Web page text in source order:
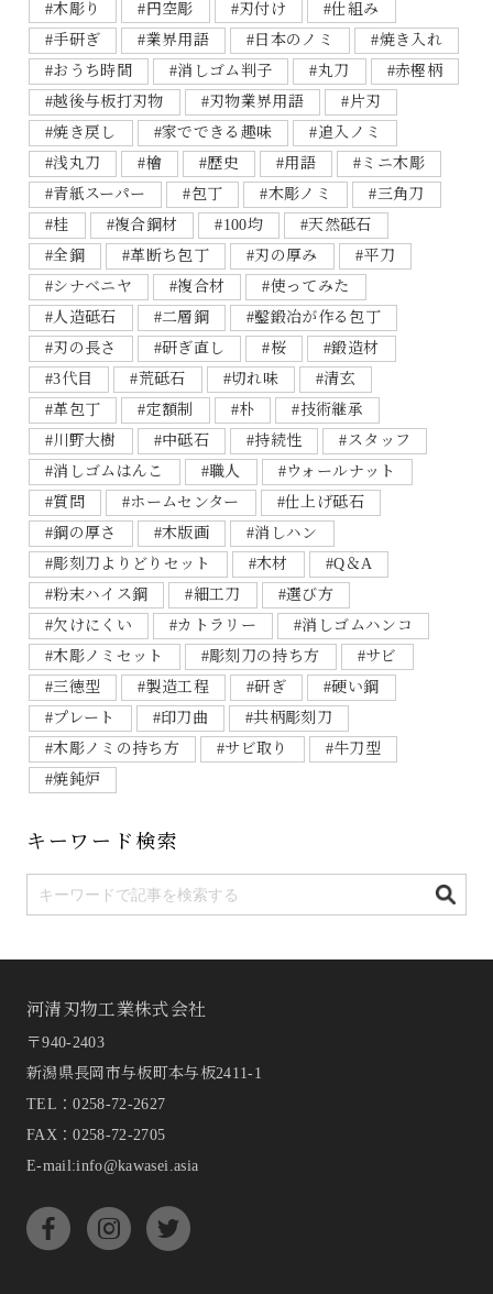
#木彫り
#円空彫 #刃付け
#仕組み
#手研ぎ
#業界用語 #日本のノミ
#焼き入れ
#おうち時間
#消しゴム判子 #丸刀
#赤樫柄
#越後与板打刃物
#刃物業界用語
#片刃
#焼き戻し
#家でできる趣味
#追入ノミ
#浅丸刀
#檜 #歴史 #用語
#ミニ木彫
#青紙スーパー
#包丁 #木彫ノミ
#三角刀
#桂
#複合鋼材 #100均
#天然砥石
#全鋼
#革断ち包丁 #刃の厚み
#平刀
#シナベニヤ
#複合材
#使ってみた
#人造砥石
#二層鋼
#鑿鍛冶が作る包丁
#刃の長さ
#研ぎ直し #桜
#鍛造材
#3代目
#荒砥石 #切れ味
#清玄
#革包丁
#定額制 #朴
#技術継承
#川野大樹
#中砥石 #持続性
#スタッフ
#消しゴムはんこ
#職人
#ウォールナット
#質問
#ホームセンター
#仕上げ砥石
#鋼の厚さ
#木版画
#消しハン
#彫刻刀よりどりセット
#木材
#Q＆A
#粉末ハイス鋼
#細工刀
#選び方
#欠けにくい
#カトラリー
#消しゴムハンコ
#木彫ノミセット
#彫刻刀の持ち方
#サビ
#三徳型
#製造工程 #研ぎ
#硬い鋼
#プレート
#印刀曲
#共柄彫刻刀
#木彫ノミの持ち方
#サビ取り
#牛刀型
#焼鈍炉
キーワード検索
河清刃物工業株式会社
〒940-2403
新潟県長岡市与板町本与板2411-1
TEL：0258-72-2627
FAX：0258-72-2705
E-mail:info@kawasei.asia